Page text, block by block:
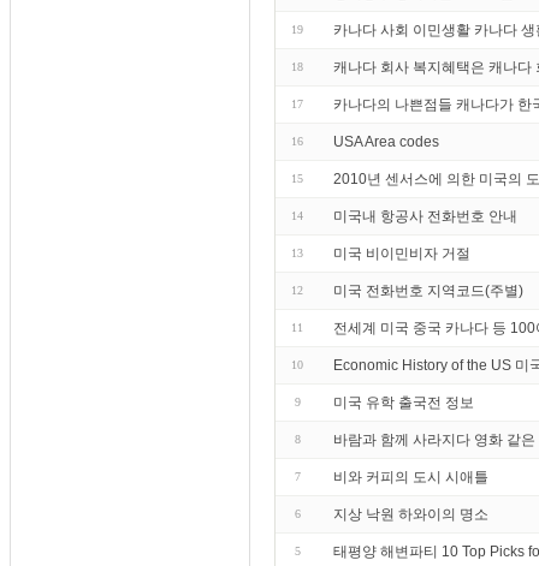
19 카나다 사회 이민생활 카나다
18 캐나다 회사 복지혜택은 캐나다
17 카나다의 나쁜점들 캐나다가
16 USA Area codes
15 2010년 센서스에 의한 미국의
14 미국내 항공사 전화번호 안내
13 미국 비이민비자 거절
12 미국 전화번호 지역코드(주별)
11 전세계 미국 중국 카나다 등
10 Economic History of the US 미
9 미국 유학 출국전 정보
8 바람과 함께 사라지다 영화 같
7 비와 커피의 도시 시애틀
6 지상 낙원 하와이의 명소
5 태평양 해변파티 10 Top Picks